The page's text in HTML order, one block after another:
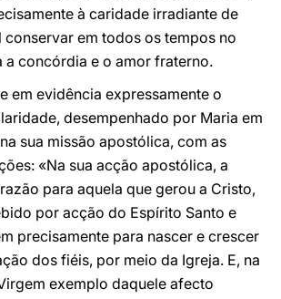
à caridade irradiante de
conservar em todos os tempos no
a concórdia e o amor fraterno.
em evidência expressamente o
desempenhado por Maria em
sua missão apostólica, com as
«Na sua acção apostólica, a
para aquela que gerou a Cristo,
por acção do Espírito Santo e
precisamente para nascer e crescer
dos fiéis, por meio da Igreja. E, na
exemplo daquele afecto